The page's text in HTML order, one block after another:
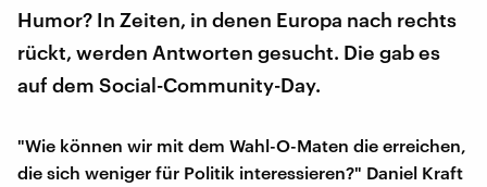
Humor? In Zeiten, in denen Europa nach rechts
rückt, werden Antworten gesucht. Die gab es
auf dem Social-Community-Day.
"Wie können wir mit dem Wahl-O-Maten die erreichen,
die sich weniger für Politik interessieren?" Daniel Kraft